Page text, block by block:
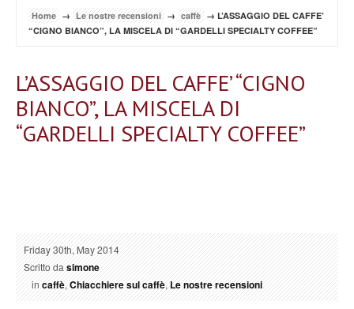
Home → Le nostre recensioni → caffè → L’ASSAGGIO DEL CAFFE’
“CIGNO BIANCO”, LA MISCELA DI “GARDELLI SPECIALTY COFFEE”
L’ASSAGGIO DEL CAFFE’ “CIGNO
BIANCO”, LA MISCELA DI
“GARDELLI SPECIALTY COFFEE”
Friday 30th, May 2014
Scritto dasimone
incaffè,Chiacchiere sul caffè,Le nostre recensioni